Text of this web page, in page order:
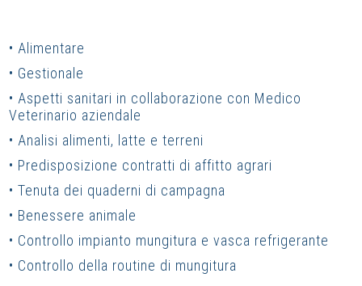
• Alimentare
• Gestionale
• Aspetti sanitari in collaborazione con Medico
Veterinario aziendale
• Analisi alimenti, latte e terreni
• Predisposizione contratti di affitto agrari
• Tenuta dei quaderni di campagna
• Benessere animale
• Controllo impianto mungitura e vasca refrigerante
• Controllo della routine di mungitura